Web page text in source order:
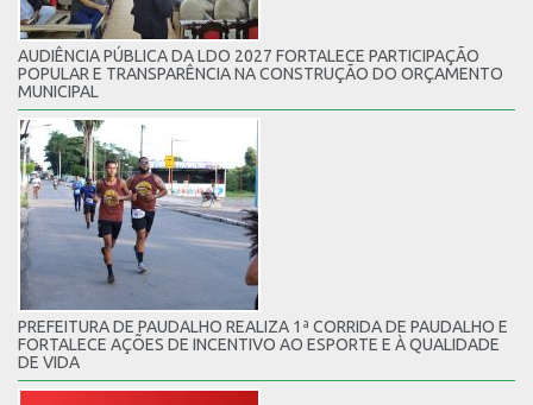
AUDIÊNCIA PÚBLICA DA LDO 2027 FORTALECE PARTICIPAÇÃO
POPULAR E TRANSPARÊNCIA NA CONSTRUÇÃO DO ORÇAMENTO
MUNICIPAL
PREFEITURA DE PAUDALHO REALIZA 1ª CORRIDA DE PAUDALHO E
FORTALECE AÇÕES DE INCENTIVO AO ESPORTE E À QUALIDADE
DE VIDA